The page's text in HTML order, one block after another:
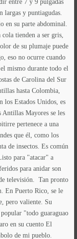
entre 7 y 9 pulgadas
largas y puntiagudas.
en su parte abdominal.
cola tienden a ser gris,
de su plumaje puede
eso no ocurre cuando
mismo durante todo el
de Carolina del Sur
hasta Colombia,
los Estados Unidos, es
Antillas Mayores se les
pertenece a una
que él, como los
de insectos. Es común
para "atacar" a
para anidar son
televisión. Tan pronto
En Puerto Rico, se le
pero valiente. Su
"todo guaraguao
en su cuento El
de mi pueblo.